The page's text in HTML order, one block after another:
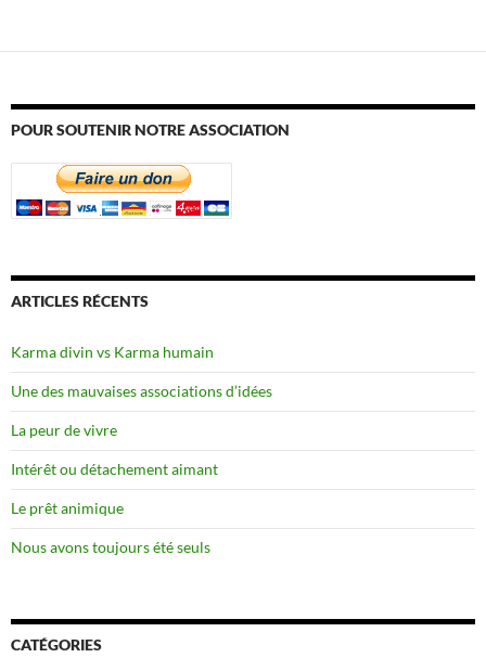
POUR SOUTENIR NOTRE ASSOCIATION
ARTICLES RÉCENTS
Karma divin vs Karma humain
Une des mauvaises associations d’idées
La peur de vivre
Intérêt ou détachement aimant
Le prêt animique
Nous avons toujours été seuls
CATÉGORIES